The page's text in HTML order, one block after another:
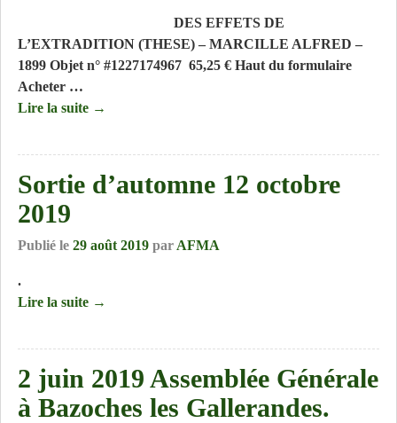
DES EFFETS DE
L’EXTRADITION (THESE) – MARCILLE ALFRED –
1899 Objet n° #1227174967 65,25 € Haut du formulaire
Acheter …
Lire la suite →
Sortie d’automne 12 octobre
2019
Publié le 29 août 2019 par AFMA
.
Lire la suite →
2 juin 2019 Assemblée Générale
à Bazoches les Gallerandes.